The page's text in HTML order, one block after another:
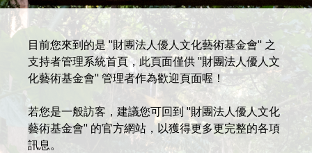
目前您來到的是 "財團法人優人文化藝術基金會" 之
支持者管理系統首頁，此頁面僅供 "財團法人優人文
化藝術基金會" 管理者作為歡迎頁面喔！
若您是一般訪客，建議您可回到 "財團法人優人文化
藝術基金會" 的官方網站，以獲得更多更完整的各項
訊息。